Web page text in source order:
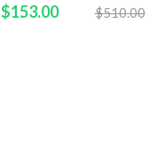
$153.00
$510.00